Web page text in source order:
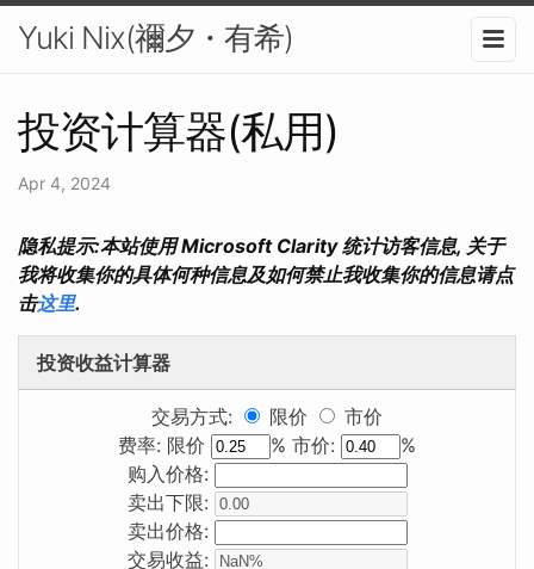
Yuki Nix(禰夕・有希)
投资计算器(私用)
Apr 4, 2024
隐私提示:本站使用 Microsoft Clarity 统计访客信息, 关于
我将收集你的具体何种信息及如何禁止我收集你的信息请点
击这里.
投资收益计算器
交易方式: 限价
市价
费率: 限价
% 市价:
%
购入价格:
卖出下限:
卖出价格:
交易收益: